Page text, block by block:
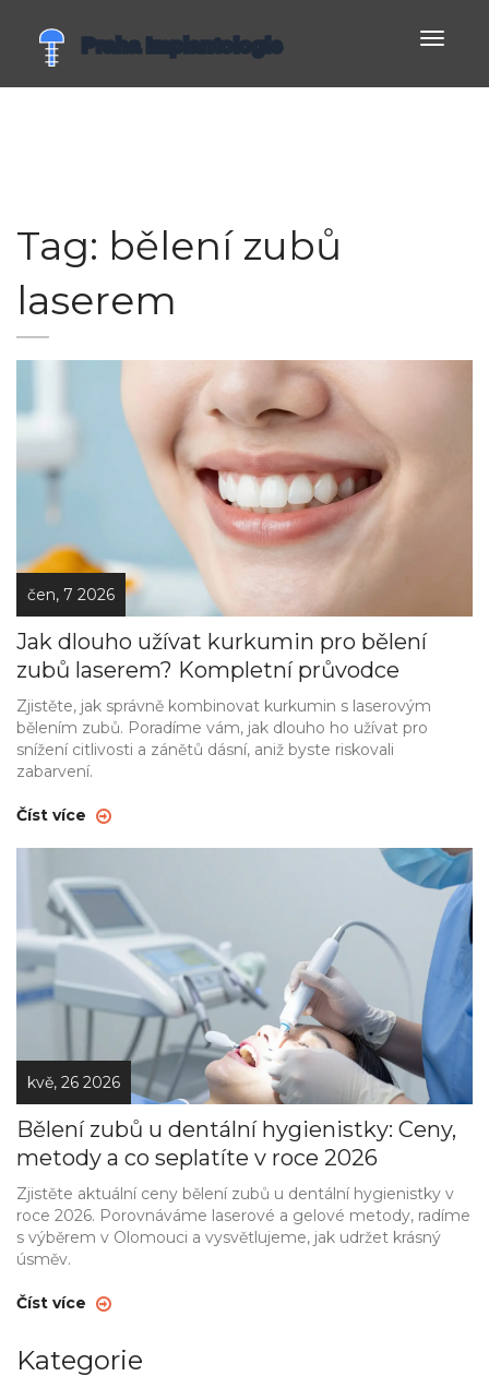
Tag: bělení zubů
laserem
čen, 7 2026
Jak dlouho užívat kurkumin pro bělení
zubů laserem? Kompletní průvodce
Zjistěte, jak správně kombinovat kurkumin s laserovým
bělením zubů. Poradíme vám, jak dlouho ho užívat pro
snížení citlivosti a zánětů dásní, aniž byste riskovali
zabarvení.
Číst více
kvě, 26 2026
Bělení zubů u dentální hygienistky: Ceny,
metody a co seplatíte v roce 2026
Zjistěte aktuální ceny bělení zubů u dentální hygienistky v
roce 2026. Porovnáváme laserové a gelové metody, radíme
s výběrem v Olomouci a vysvětlujeme, jak udržet krásný
úsměv.
Číst více
Kategorie